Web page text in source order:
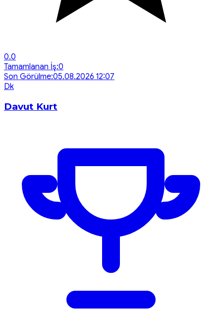
0.0
Tamamlanan İş:0
Son Görülme:05.08.2026 12:07
Dk
Davut Kurt